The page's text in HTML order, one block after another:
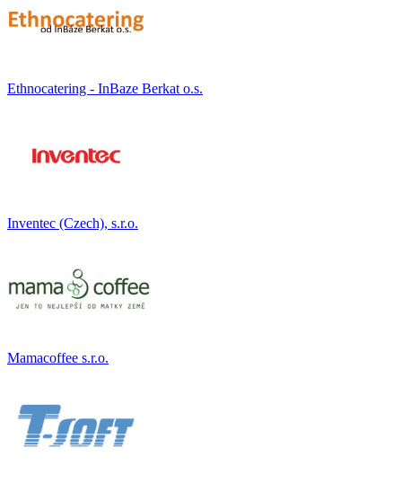
Ethnocatering - InBaze Berkat o.s.
Inventec (Czech), s.r.o.
Mamacoffee s.r.o.